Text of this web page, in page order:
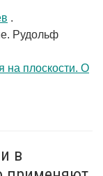
.
Рудольф
на плоскости. О
в